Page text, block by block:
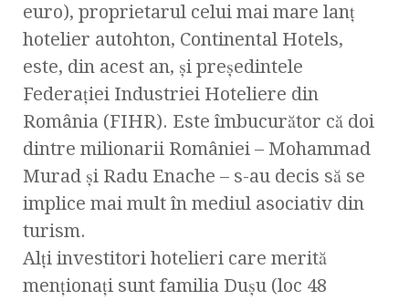
euro), proprietarul celui mai mare lanţ
hotelier autohton, Continental Hotels,
este, din acest an, şi preşedintele
Federaţiei Industriei Hoteliere din
România (FIHR). Este îmbucurător că doi
dintre milionarii României – Mohammad
Murad şi Radu Enache – s-au decis să se
implice mai mult în mediul asociativ din
turism.
Alţi investitori hotelieri care merită
menţionaţi sunt familia Duşu (loc 48